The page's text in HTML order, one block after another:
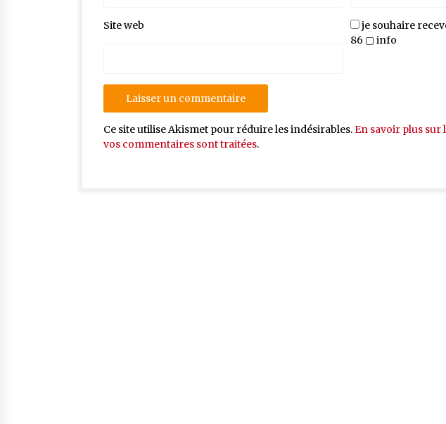
Site web
je souhaire
86 ▢ info
Ce site utilise Akismet pour réduire les indésirables.En savoir plus sur
vos commentaires sont traitées.